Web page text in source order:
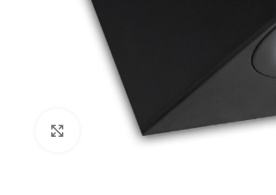
Kliknij aby powiększyć